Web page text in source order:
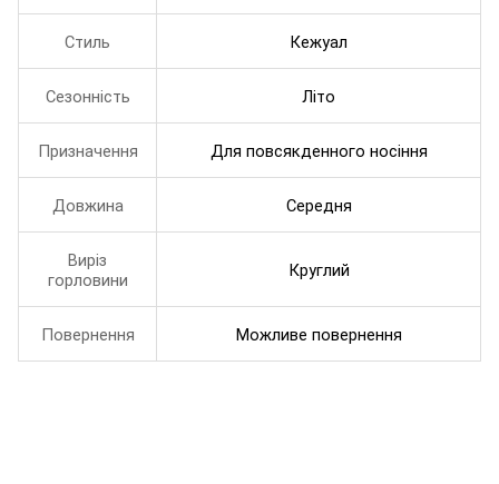
Стиль Кежуал
Сезонність Літо
Призначення Для повсякденного носіння
Довжина Середня
Виріз
горловини
Круглий
Повернення Можливе повернення